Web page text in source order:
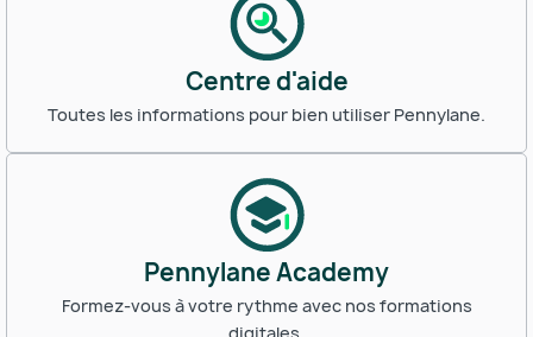
Centre d'aide
Toutes les informations pour bien utiliser Pennylane.
Pennylane Academy
Formez-vous à votre rythme avec nos formations